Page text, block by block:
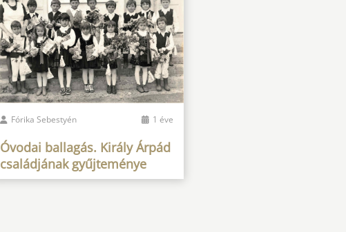
Fórika Sebestyén 1 éve
Óvodai ballagás. Király Árpád
családjának gyűjteménye